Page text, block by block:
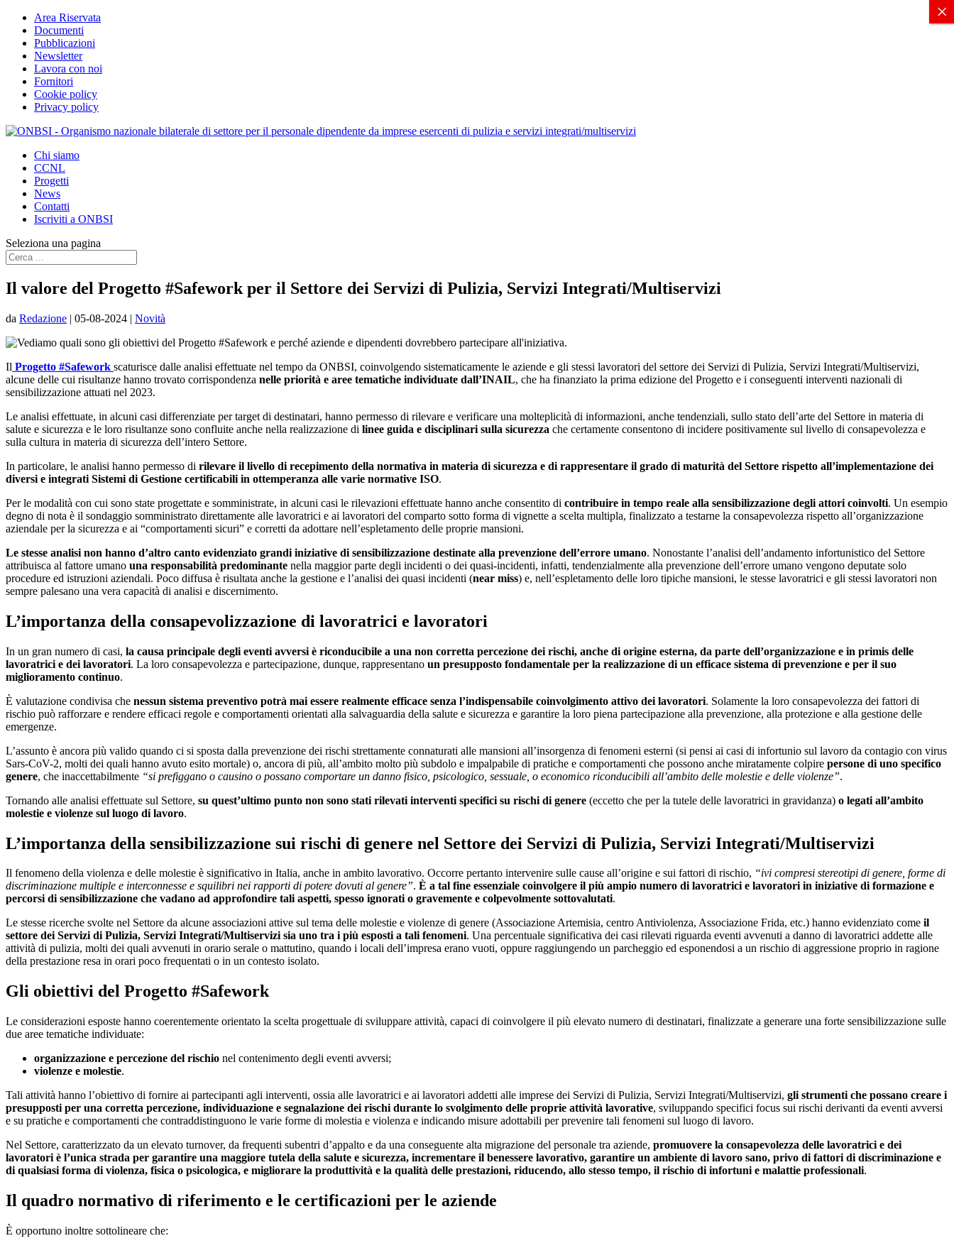
Area Riservata
Documenti
Pubblicazioni
Newsletter
Lavora con noi
Fornitori
Cookie policy
Privacy policy
Chi siamo
CCNL
Progetti
News
Contatti
Iscriviti a ONBSI
Seleziona una pagina
Il valore del Progetto #Safework per il Settore dei Servizi di Pulizia, Servizi Integrati/Multiservizi
da Redazione | 05-08-2024 | Novità
Il Progetto #Safework scaturisce dalle analisi effettuate nel tempo da ONBSI, coinvolgendo sistematicamente le aziende e gli stessi lavoratori del settore dei Servizi di Pulizia, Servizi Integrati/Multiservizi,
alcune delle cui risultanze hanno trovato corrispondenza nelle priorità e aree tematiche individuate dall’INAIL, che ha finanziato la prima edizione del Progetto e i conseguenti interventi nazionali di
sensibilizzazione attuati nel 2023.
Le analisi effettuate, in alcuni casi differenziate per target di destinatari, hanno permesso di rilevare e verificare una molteplicità di informazioni, anche tendenziali, sullo stato dell’arte del Settore in materia di
salute e sicurezza e le loro risultanze sono confluite anche nella realizzazione di linee guida e disciplinari sulla sicurezza che certamente consentono di incidere positivamente sul livello di consapevolezza e
sulla cultura in materia di sicurezza dell’intero Settore.
In particolare, le analisi hanno permesso di rilevare il livello di recepimento della normativa in materia di sicurezza e di rappresentare il grado di maturità del Settore rispetto all’implementazione dei
diversi e integrati Sistemi di Gestione certificabili in ottemperanza alle varie normative ISO.
Per le modalità con cui sono state progettate e somministrate, in alcuni casi le rilevazioni effettuate hanno anche consentito di contribuire in tempo reale alla sensibilizzazione degli attori coinvolti. Un esempio
degno di nota è il sondaggio somministrato direttamente alle lavoratrici e ai lavoratori del comparto sotto forma di vignette a scelta multipla, finalizzato a testarne la consapevolezza rispetto all’organizzazione
aziendale per la sicurezza e ai “comportamenti sicuri” e corretti da adottare nell’espletamento delle proprie mansioni.
Le stesse analisi non hanno d’altro canto evidenziato grandi iniziative di sensibilizzazione destinate alla prevenzione dell’errore umano. Nonostante l’analisi dell’andamento infortunistico del Settore
attribuisca al fattore umano una responsabilità predominante nella maggior parte degli incidenti o dei quasi-incidenti, infatti, tendenzialmente alla prevenzione dell’errore umano vengono deputate solo
procedure ed istruzioni aziendali. Poco diffusa è risultata anche la gestione e l’analisi dei quasi incidenti (near miss) e, nell’espletamento delle loro tipiche mansioni, le stesse lavoratrici e gli stessi lavoratori non
sempre palesano una vera capacità di analisi e discernimento.
L’importanza della consapevolizzazione di lavoratrici e lavoratori
In un gran numero di casi, la causa principale degli eventi avversi è riconducibile a una non corretta percezione dei rischi, anche di origine esterna, da parte dell’organizzazione e in primis delle
lavoratrici e dei lavoratori. La loro consapevolezza e partecipazione, dunque, rappresentano un presupposto fondamentale per la realizzazione di un efficace sistema di prevenzione e per il suo
miglioramento continuo.
È valutazione condivisa che nessun sistema preventivo potrà mai essere realmente efficace senza l’indispensabile coinvolgimento attivo dei lavoratori. Solamente la loro consapevolezza dei fattori di
rischio può rafforzare e rendere efficaci regole e comportamenti orientati alla salvaguardia della salute e sicurezza e garantire la loro piena partecipazione alla prevenzione, alla protezione e alla gestione delle
emergenze.
L’assunto è ancora più valido quando ci si sposta dalla prevenzione dei rischi strettamente connaturati alle mansioni all’insorgenza di fenomeni esterni (si pensi ai casi di infortunio sul lavoro da contagio con virus
Sars-CoV-2, molti dei quali hanno avuto esito mortale) o, ancora di più, all’ambito molto più subdolo e impalpabile di pratiche e comportamenti che possono anche miratamente colpire persone di uno specifico
genere, che inaccettabilmente “si prefiggano o causino o possano comportare un danno fisico, psicologico, sessuale, o economico riconducibili all’ambito delle molestie e delle violenze”.
Tornando alle analisi effettuate sul Settore, su quest’ultimo punto non sono stati rilevati interventi specifici su rischi di genere (eccetto che per la tutele delle lavoratrici in gravidanza) o legati all’ambito
molestie e violenze sul luogo di lavoro.
L’importanza della sensibilizzazione sui rischi di genere nel Settore dei Servizi di Pulizia, Servizi Integrati/Multiservizi
Il fenomeno della violenza e delle molestie è significativo in Italia, anche in ambito lavorativo. Occorre pertanto intervenire sulle cause all’origine e sui fattori di rischio, “ivi compresi stereotipi di genere, forme di
discriminazione multiple e interconnesse e squilibri nei rapporti di potere dovuti al genere”. È a tal fine essenziale coinvolgere il più ampio numero di lavoratrici e lavoratori in iniziative di formazione e
percorsi di sensibilizzazione che vadano ad approfondire tali aspetti, spesso ignorati o gravemente e colpevolmente sottovalutati.
Le stesse ricerche svolte nel Settore da alcune associazioni attive sul tema delle molestie e violenze di genere (Associazione Artemisia, centro Antiviolenza, Associazione Frida, etc.) hanno evidenziato come il
settore dei Servizi di Pulizia, Servizi Integrati/Multiservizi sia uno tra i più esposti a tali fenomeni. Una percentuale significativa dei casi rilevati riguarda eventi avvenuti a danno di lavoratrici addette alle
attività di pulizia, molti dei quali avvenuti in orario serale o mattutino, quando i locali dell’impresa erano vuoti, oppure raggiungendo un parcheggio ed esponendosi a un rischio di aggressione proprio in ragione
della prestazione resa in orari poco frequentati o in un contesto isolato.
Gli obiettivi del Progetto #Safework
Le considerazioni esposte hanno coerentemente orientato la scelta progettuale di sviluppare attività, capaci di coinvolgere il più elevato numero di destinatari, finalizzate a generare una forte sensibilizzazione sulle
due aree tematiche individuate:
organizzazione e percezione del rischio nel contenimento degli eventi avversi;
violenze e molestie.
Tali attività hanno l’obiettivo di fornire ai partecipanti agli interventi, ossia alle lavoratrici e ai lavoratori addetti alle imprese dei Servizi di Pulizia, Servizi Integrati/Multiservizi, gli strumenti che possano creare i
presupposti per una corretta percezione, individuazione e segnalazione dei rischi durante lo svolgimento delle proprie attività lavorative, sviluppando specifici focus sui rischi derivanti da eventi avversi
e su pratiche e comportamenti che contraddistinguono le varie forme di molestia e violenza e indicando misure adottabili per prevenire tali fenomeni sul luogo di lavoro.
Nel Settore, caratterizzato da un elevato turnover, da frequenti subentri d’appalto e da una conseguente alta migrazione del personale tra aziende, promuovere la consapevolezza delle lavoratrici e dei
lavoratori è l’unica strada per garantire una maggiore tutela della salute e sicurezza, incrementare il benessere lavorativo, garantire un ambiente di lavoro sano, privo di fattori di discriminazione e
di qualsiasi forma di violenza, fisica o psicologica, e migliorare la produttività e la qualità delle prestazioni, riducendo, allo stesso tempo, il rischio di infortuni e malattie professionali.
Il quadro normativo di riferimento e le certificazioni per le aziende
È opportuno inoltre sottolineare che:
X
×